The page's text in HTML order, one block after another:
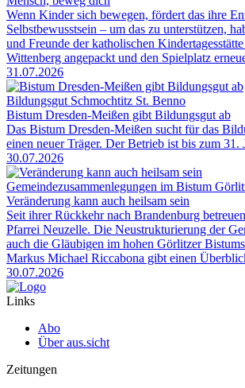
Wenn Kinder sich bewegen, fördert das ihre
Selbstbewusstsein – um das zu unterstützen,
und Freunde der katholischen
Wittenberg angepackt und den Spielplatz
31.07.2026
Bildungsgut Schmochtitz St. Benno
Bistum Dresden-Meißen gibt Bildungsgut ab
Das Bistum Dresden-Meißen sucht für das
einen neuer Träger. Der Betrieb ist bis zum 31.
30.07.2026
Gemeindezusammenlegungen im Bistum
Veränderung kann auch heilsam sein
Seit ihrer Rückkehr nach Brandenburg
Pfarrei Neuzelle. Die Neustrukturierung der
auch die Gläubigen im hohen Görlitzer
Markus Michael Riccabona gibt einen
30.07.2026
Links
Abo
Über aus.sicht
Zeitungen